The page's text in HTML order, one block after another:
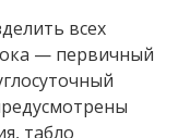
всех
— первичный
табло